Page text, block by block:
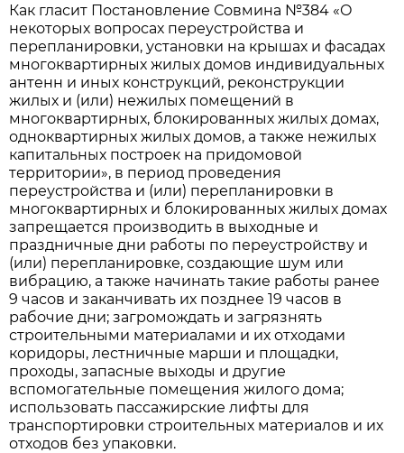
Как гласит Постановление Совмина №384 «О
некоторых вопросах переустройства и
перепланировки, установки на крышах и фасадах
многоквартирных жилых домов индивидуальных
антенн и иных конструкций, реконструкции
жилых и (или) нежилых помещений в
многоквартирных, блокированных жилых домах,
одноквартирных жилых домов, а также нежилых
капитальных построек на придомовой
территории», в период проведения
переустройства и (или) перепланировки в
многоквартирных и блокированных жилых домах
запрещается производить в выходные и
праздничные дни работы по переустройству и
(или) перепланировке, создающие шум или
вибрацию, а также начинать такие работы ранее
9 часов и заканчивать их позднее 19 часов в
рабочие дни; загромождать и загрязнять
строительными материалами и их отходами
коридоры, лестничные марши и площадки,
проходы, запасные выходы и другие
вспомогательные помещения жилого дома;
использовать пассажирские лифты для
транспортировки строительных материалов и их
отходов без упаковки.